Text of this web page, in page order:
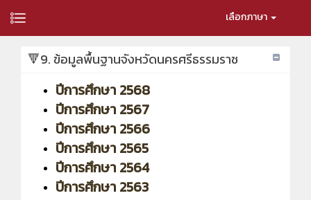
เลือกภาษา
🔻9. ข้อมูลพื้นฐานจังหวัดนครศรีธรรมราช
ปีการศึกษา 2568
ปีการศึกษา 2567
ปีการศึกษา 2566
ปีการศึกษา 2565
ปีการศึกษา 2564
ปีการศึกษา 2563